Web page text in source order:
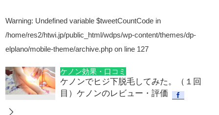
Warning: Undefined variable $tweetCountCode in
/home/res2/htwi.jp/public_html/wdps/wp-content/themes/dp-
elplano/mobile-theme/archive.php on line 127
ケノン効果・口コミ
ケノンでヒジ下脱毛してみた。（１回
目）ケノンのレビュー・評価